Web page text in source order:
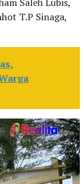
T.P Sinaga,